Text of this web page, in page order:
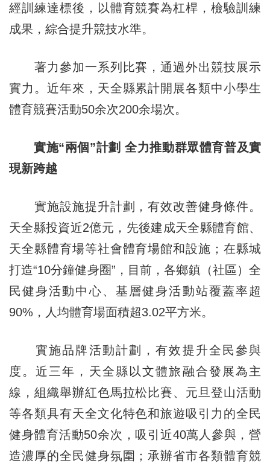
經訓練達標後，以體育競賽為杠桿，檢驗訓練
成果，綜合提升競技水準。
著力參加一系列比賽，通過外出競技展示
實力。近年來，天全縣累計開展各類中小學生
體育競賽活動50余次200余場次。
實施“兩個”計劃 全力推動群眾體育普及實
現新跨越
實施設施提升計劃，有效改善健身條件。
天全縣投資近2億元，先後建成天全縣體育館、
天全縣體育場等社會體育場館和設施；在縣城
打造“10分鐘健身圈”，目前，各鄉鎮（社區）全
民健身活動中心、基層健身活動站覆蓋率超
90%，人均體育場面積超3.02平方米。
實施品牌活動計劃，有效提升全民參與
度。近三年，天全縣以文體旅融合發展為主
線，組織舉辦紅色馬拉松比賽、元旦登山活動
等各類具有天全文化特色和旅遊吸引力的全民
健身體育活動50余次，吸引近40萬人參與，營
造濃厚的全民健身氛圍；承辦省市各類體育競